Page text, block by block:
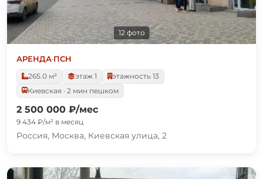
12 фото
АРЕНДА·ПСН
265.0 м²
этаж 1
этажность 13
Киевская · 2 мин пешком
2 500 000 ₽/мес
9 434 ₽/м² в месяц
Россия, Москва, Киевская улица, 2